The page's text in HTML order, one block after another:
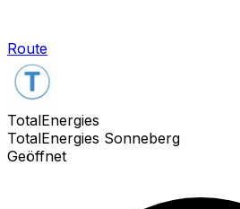
Route
TotalEnergies
TotalEnergies Sonneberg
Geöffnet